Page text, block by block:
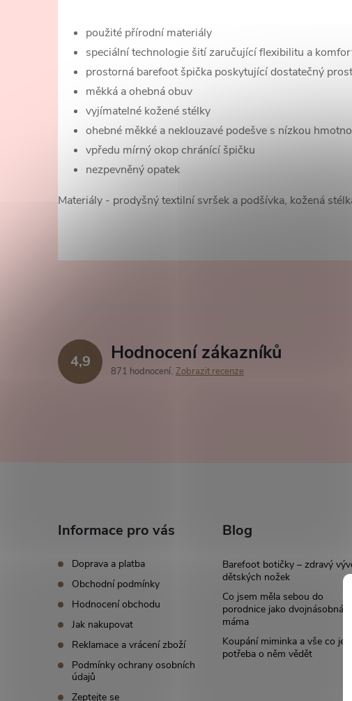
použité přírodní materiály
speciální technologie šití zaručující flexibilitu a
prostorná barefoot špička poskytující dostatečný
měkká a ohebná obuv
vyjímatelné kožené stélky
ohebné měkké a neklouzavé podešve s nízkou
vpředu mírný okop chránící špičku
nezpevněný opatek
Materiály - prodyšný textilní svršek a podšívka, kožená
4,9 Hodnocení zákazníků
871 hodnocení Zobrazit recenze
Informace pro vás
Doprava a platba
Obchodní podmínky
Hodnocení obchodu
Jak nakupovat
Reklamace a vrácení zboží
Podmínky ochrany osobních
údajů
Zeptejte se
Blog
Barefoot botičky – zdravý
dětských nožek
Co jsem měla sebou do
porodnice jako dvojnásobná
máma
Koupání miminka a vše co je
potřeba o něm vědět